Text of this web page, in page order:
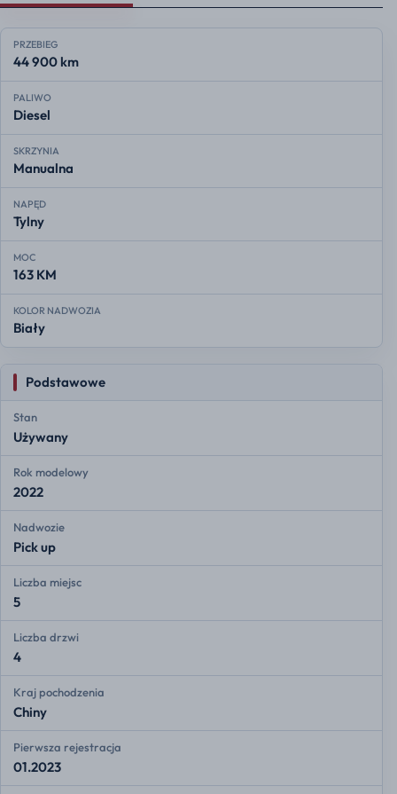
PRZEBIEG
44 900 km
PALIWO
Diesel
SKRZYNIA
Manualna
NAPĘD
Tylny
MOC
163 KM
KOLOR NADWOZIA
Biały
Podstawowe
Stan
Używany
Rok modelowy
2022
Nadwozie
Pick up
Liczba miejsc
5
Liczba drzwi
4
Kraj pochodzenia
Chiny
Pierwsza rejestracja
01.2023